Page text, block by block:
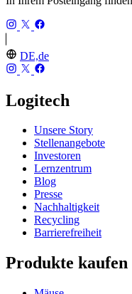
DE,de
Logitech
Unsere Story
Stellenangebote
Investoren
Lernzentrum
Blog
Presse
Nachhaltigkeit
Recycling
Barrierefreiheit
Produkte kaufen